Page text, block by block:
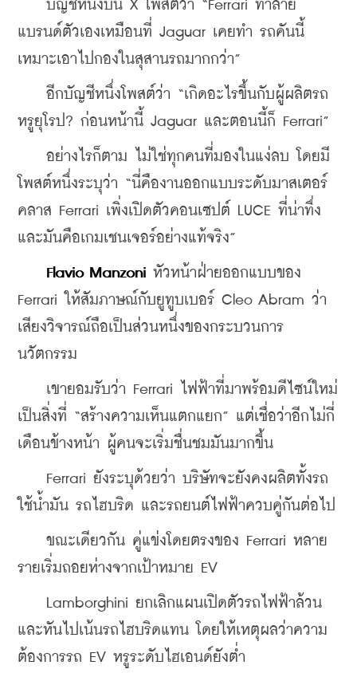
บัญชีหนึ่งบน X โพสต์ว่า “Ferrari ทำลาย
แบรนด์ตัวเองเหมือนที่ Jaguar เคยทำ รถคันนี้
เหมาะเอาไปกองในสุสานรถมากกว่า”
อีกบัญชีหนึ่งโพสต์ว่า “เกิดอะไรขึ้นกับผู้ผลิตรถ
หรูยุโรป? ก่อนหน้านี้ Jaguar และตอนนี้ก็ Ferrari”
อย่างไรก็ตาม ไม่ใช่ทุกคนที่มองในแง่ลบ โดยมี
โพสต์หนึ่งระบุว่า “นี่คืองานออกแบบระดับมาสเตอร์
คลาส Ferrari เพิ่งเปิดตัวคอนเซปต์ LUCE ที่น่าทึ่ง
และมันคือเกมเชนเจอร์อย่างแท้จริง”
Flavio Manzoni หัวหน้าฝ่ายออกแบบของ
Ferrari ให้สัมภาษณ์กับยูทูบเบอร์ Cleo Abram ว่า
เสียงวิจารณ์ถือเป็นส่วนหนึ่งของกระบวนการ
นวัตกรรม
เขายอมรับว่า Ferrari ไฟฟ้าที่มาพร้อมดีไซน์ใหม่
เป็นสิ่งที่ “สร้างความเห็นแตกแยก” แต่เชื่อว่าอีกไม่กี่
เดือนข้างหน้า ผู้คนจะเริ่มชื่นชมมันมากขึ้น
Ferrari ยังระบุด้วยว่า บริษัทจะยังคงผลิตทั้งรถ
ใช้น้ำมัน รถไฮบริด และรถยนต์ไฟฟ้าควบคู่กันต่อไป
ขณะเดียวกัน คู่แข่งโดยตรงของ Ferrari หลาย
รายเริ่มถอยห่างจากเป้าหมาย EV
Lamborghini ยกเลิกแผนเปิดตัวรถไฟฟ้าล้วน
และหันไปเน้นรถไฮบริดแทน โดยให้เหตุผลว่าความ
ต้องการรถ EV หรูระดับไฮเอนด์ยังต่ำ